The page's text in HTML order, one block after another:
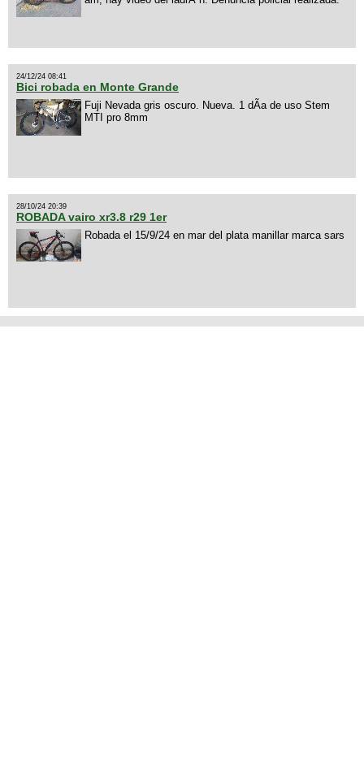
24/12/24 08:41
Bici robada en Monte Grande
Fuji Nevada gris oscuro. Nueva. 1 dÃ­a de uso Stem
MTI pro 8mm
28/10/24 20:39
ROBADA vairo xr3.8 r29 1er
Robada el 15/9/24 en mar del plata manillar marca sars